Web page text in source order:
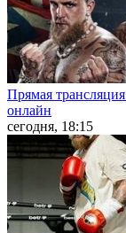
Прямая
онлайн
сегодня, 18:15